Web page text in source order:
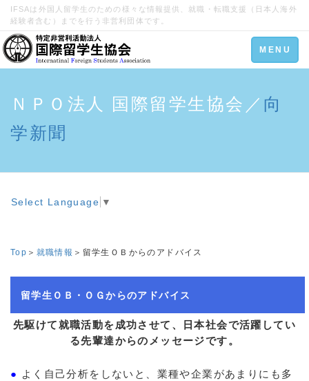
IFSAは外国人留学生のための様々な情報提供、就職・転職支援（日本人海外
経験者含む）までを行う非営利団体です。
Toggle
navigation
MENU
ＮＰＯ法人 国際留学生協会／ 向
学新聞
Select Language ▼
Top ＞ 就職情報 ＞留学生ＯＢからのアドバイス
留学生ＯＢ・ＯＧからのアドバイス
先駆けて就職活動を成功させて、日本社会で活躍してい
る先輩達からのメッセージです。
● よく自己分析をしないと、業種や企業があまりにも多